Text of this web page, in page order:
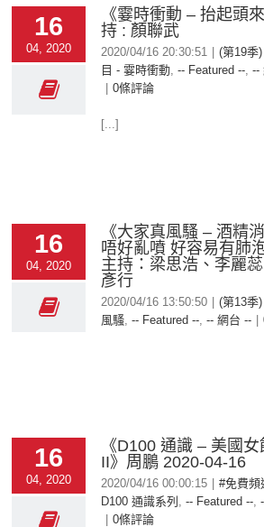
16
04, 2020
《霎時衝動 – 抬起頭
持 : 顏聯武
2020/04/16 20:30:51
(第19季
目 - 霎時衝動, -- Featured --, --
0條評論
[...]
16
04, 2020
《大家真風騷 – 酒精
唔好亂噴 好容易有肺
主持：梁思浩、李麗
彥行
2020/04/16 13:50:50
(第13季
風騷, -- Featured --, -- 網台 --
16
04, 2020
《D100 通識 – 美國女
II》周鵬 2020-04-16
2020/04/16 00:00:15
#免費頻
D100 通識系列 , -- Featured --,
0條評論